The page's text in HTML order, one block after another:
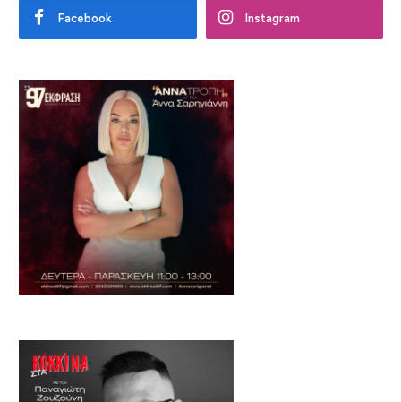
Facebook Instagram